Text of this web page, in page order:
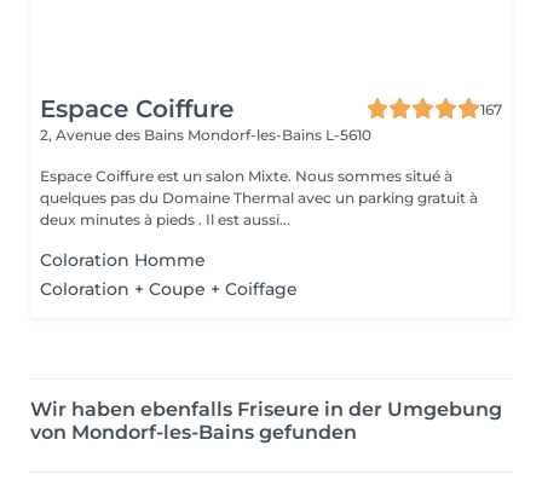
Espace Coiffure
167
2, Avenue des Bains Mondorf-les-Bains L-5610
Espace Coiffure est un salon Mixte. Nous sommes situé à
quelques pas du Domaine Thermal avec un parking gratuit à
deux minutes à pieds . Il est aussi...
Coloration Homme
Coloration + Coupe + Coiffage
Wir haben ebenfalls Friseure in der Umgebung
von Mondorf-les-Bains gefunden